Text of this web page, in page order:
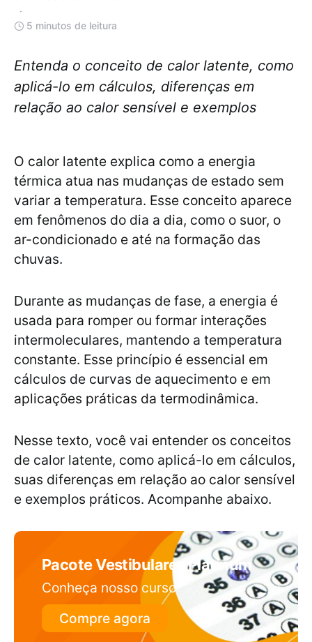
5 minutos de leitura
Entenda o conceito de calor latente, como
aplicá-lo em cálculos, diferenças em
relação ao calor sensível e exemplos
O calor latente explica como a energia
térmica atua nas mudanças de estado sem
variar a temperatura. Esse conceito aparece
em fenômenos do dia a dia, como o suor, o
ar-condicionado e até na formação das
chuvas.
Durante as mudanças de fase, a energia é
usada para romper ou formar interações
intermoleculares, mantendo a temperatura
constante. Esse princípio é essencial em
cálculos de curvas de aquecimento e em
aplicações práticas da termodinâmica.
Nesse texto, você vai entender os conceitos
de calor latente, como aplicá-lo em cálculos,
suas diferenças em relação ao calor sensível
e exemplos práticos. Acompanhe abaixo.
Pacote Vestibulares Platinum
Conheça nosso curso
Compre agora